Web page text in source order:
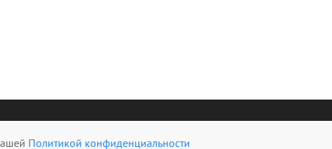
Политикой конфиденциальности